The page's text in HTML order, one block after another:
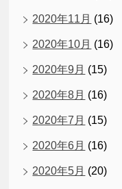
2020年11月 (16)
2020年10月 (16)
2020年9月 (15)
2020年8月 (16)
2020年7月 (15)
2020年6月 (16)
2020年5月 (20)